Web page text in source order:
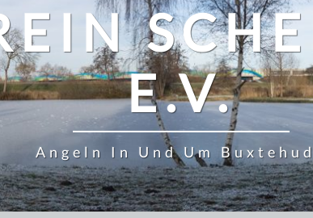
E.V.
Angeln In Und Um